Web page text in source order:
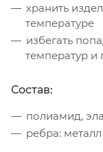
хранить
температуре
избегать
температур и
Состав:
полиамид,
ребра: металл